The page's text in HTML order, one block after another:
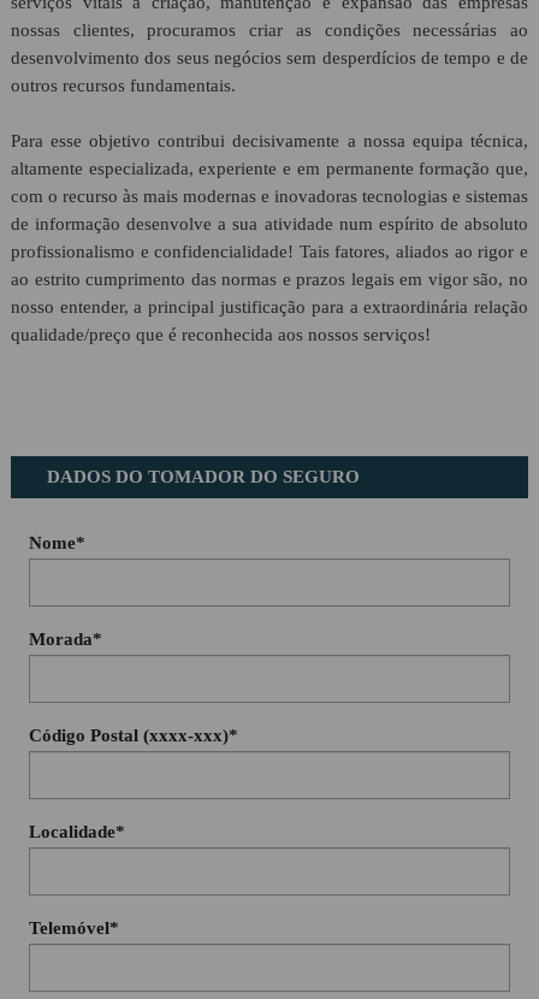
nossas clientes, procuramos criar as condições necessárias ao
desenvolvimento dos seus negócios sem desperdícios de tempo e de
outros recursos fundamentais.
Para esse objetivo contribui decisivamente a nossa equipa técnica,
altamente especializada, experiente e em permanente formação que,
com o recurso às mais modernas e inovadoras tecnologias e sistemas
de informação desenvolve a sua atividade num espírito de absoluto
profissionalismo e confidencialidade! Tais fatores, aliados ao rigor e
ao estrito cumprimento das normas e prazos legais em vigor são, no
nosso entender, a principal justificação para a extraordinária relação
qualidade/preço que é reconhecida aos nossos serviços!
DADOS DO TOMADOR DO SEGURO
Nome*
Morada*
Código Postal (xxxx-xxx)*
Localidade*
Telemóvel*